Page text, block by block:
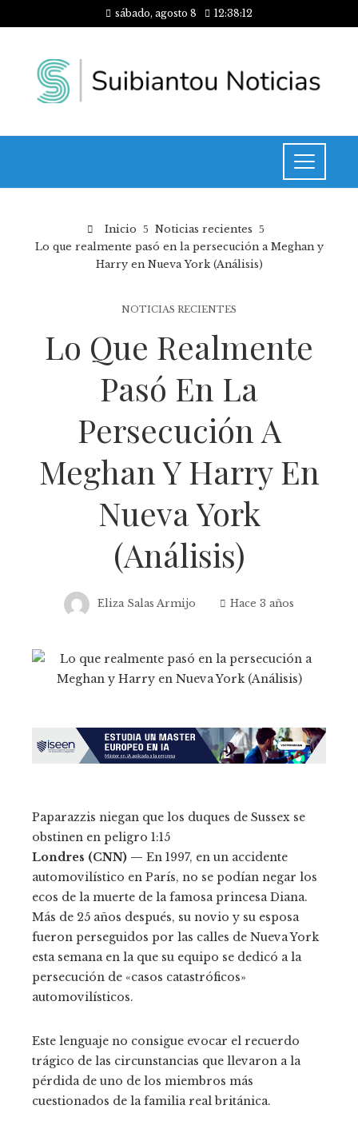
sábado, agosto 8 12:38:13
Inicio
Noticias recientes
Lo que realmente pasó en la persecución a Meghan y
Harry en Nueva York (Análisis)
NOTICIAS RECIENTES
Lo Que Realmente
Pasó En La
Persecución A
Meghan Y Harry En
Nueva York
(Análisis)
Eliza Salas Armijo Hace 3 años
Paparazzis niegan que los duques de Sussex se
obstinen en peligro 1:15
Londres (CNN) — En 1997, en un accidente
automovilístico en París, no se podían negar los
ecos de la muerte de la famosa princesa Diana.
Más de 25 años después, su novio y su esposa
fueron perseguidos por las calles de Nueva York
esta semana en la que su equipo se dedicó a la
persecución de «casos catastróficos»
automovilísticos.
Este lenguaje no consigue evocar el recuerdo
trágico de las circunstancias que llevaron a la
pérdida de uno de los miembros más
cuestionados de la familia real británica.